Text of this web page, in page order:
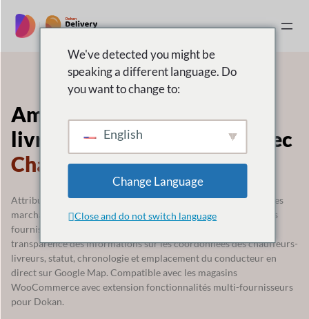
contenu
|
Améliorez l'efficacité de la
livraison des commandes avec
Chauffeur-livreur Dokan
Attribuez automatiquement des chauffeurs pour transporter les
marchandises des fournisseurs depuispoints de ramassage des
fournisseurs directement aux portes des clients, avec
transparence des informations sur les coordonnées des chauffeurs-
livreurs, statut, chronologie et emplacement du conducteur en
direct sur Google Map. Compatible avec les magasins
WooCommerce avec extension fonctionnalités multi-fournisseurs
pour Dokan.
We've detected you might be
speaking a different language. Do
you want to change to:
English
Change Language
Close and do not switch language